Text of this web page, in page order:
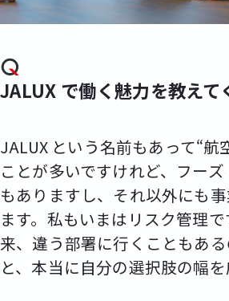
JALUX で働く魅力を教えて
JALUX という名前もあって“航
ことが多いですけれど、フー
もありますし、それ以外にも
ます。私もいまはリスク管理
来、違う部署に行くこともあ
と、本当に自分の選択肢の幅を